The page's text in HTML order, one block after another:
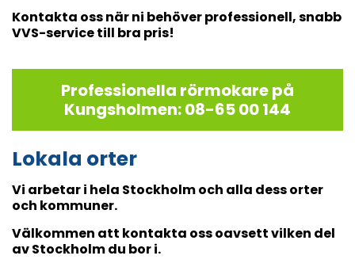
Kontakta oss när ni behöver professionell, snabb
VVS-service till bra pris!
Professionella rörmokare på
Kungsholmen: 08-65 00 144
Lokala orter
Vi arbetar i hela Stockholm och alla dess orter
och kommuner.
Välkommen att kontakta oss oavsett vilken del
av Stockholm du bor i.